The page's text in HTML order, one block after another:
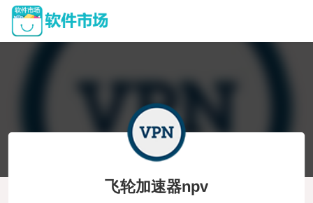
飞轮加速器npv